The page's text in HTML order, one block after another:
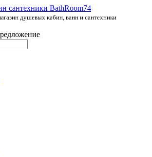
душевых кабин, ванн и сантехники